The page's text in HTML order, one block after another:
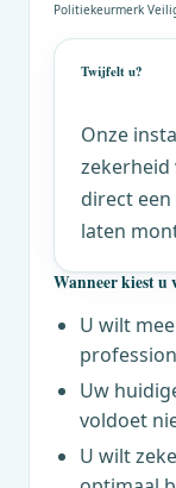
Politiekeurmerk
Twijfelt u?
Onze
direct een
laten
Wanneer kiest u
U wilt
Uw
voldoet
U wilt